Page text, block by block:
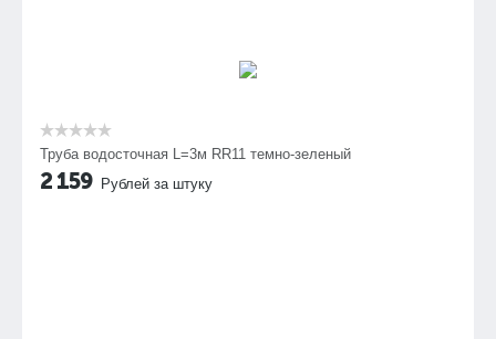
Труба водосточная L=3м RR11 темно-зеленый
2 159 Рублей за штуку